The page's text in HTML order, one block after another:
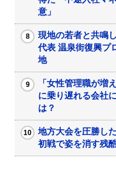
意」
現地の若者と共鳴
代表 温泉街復興プ
地
「女性管理職が増
に乗り遅れる会社
は？
地方大会を圧勝し
初戦で姿を消す残